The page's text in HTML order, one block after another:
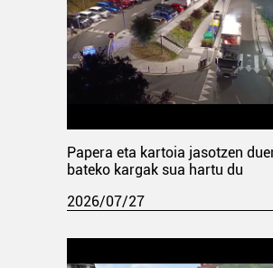
Papera eta kartoia jasotzen
bateko kargak sua hartu du
2026/07/27